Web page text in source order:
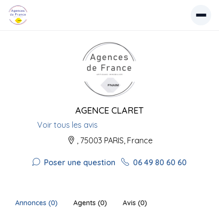
AGENCE CLARET
Voir tous les avis
, 75003 PARIS, France
Poser une question 06 49 80 60 60
Annonces (0) Agents (0) Avis (0)